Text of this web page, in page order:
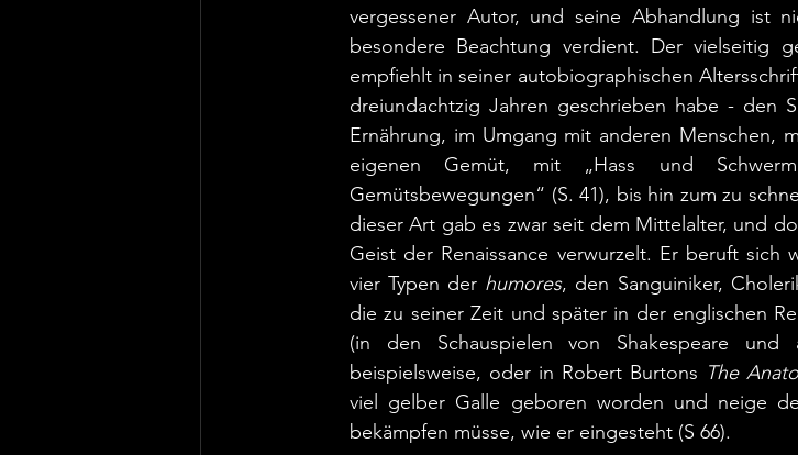
vergessener Autor, und seine Abhandlung ist
besondere Beachtung verdient. Der vielseitig
empfiehlt in seiner autobiographischen
dreiundachtzig Jahren geschrieben habe - den
Ernährung, im Umgang mit anderen Menschen,
eigenen Gemüt, mit „Hass und
Gemütsbewegungen“ (S. 41), bis hin zum zu
dieser Art gab es zwar seit dem Mittelalter, und
Geist der Renaissance verwurzelt. Er beruft sich
vier Typen der humores, den Sanguiniker,
die zu seiner Zeit und später in der englischen
(in den Schauspielen von Shakespeare und
beispielsweise, oder in Robert Burtons The
viel gelber Galle geboren worden und neige
bekämpfen müsse, wie er eingesteht (S 66).